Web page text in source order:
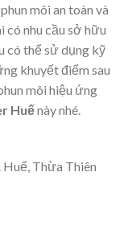
môi an toàn và
có nhu cầu sở hữu
có thể sử dụng kỹ
khuyết điểm sau
môi hiệu ứng
Huếnày nhé.
Huế, Thừa Thiên